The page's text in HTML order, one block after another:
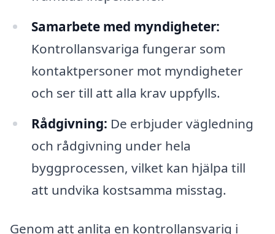
Samarbete med myndigheter:
Kontrollansvariga fungerar som
kontaktpersoner mot myndigheter
och ser till att alla krav uppfylls.
Rådgivning: De erbjuder vägledning
och rådgivning under hela
byggprocessen, vilket kan hjälpa till
att undvika kostsamma misstag.
Genom att anlita en kontrollansvarig i